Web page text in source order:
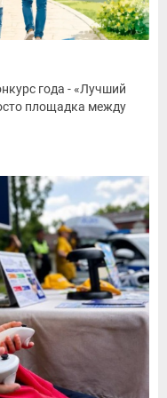
года - «Лучший
площадка между